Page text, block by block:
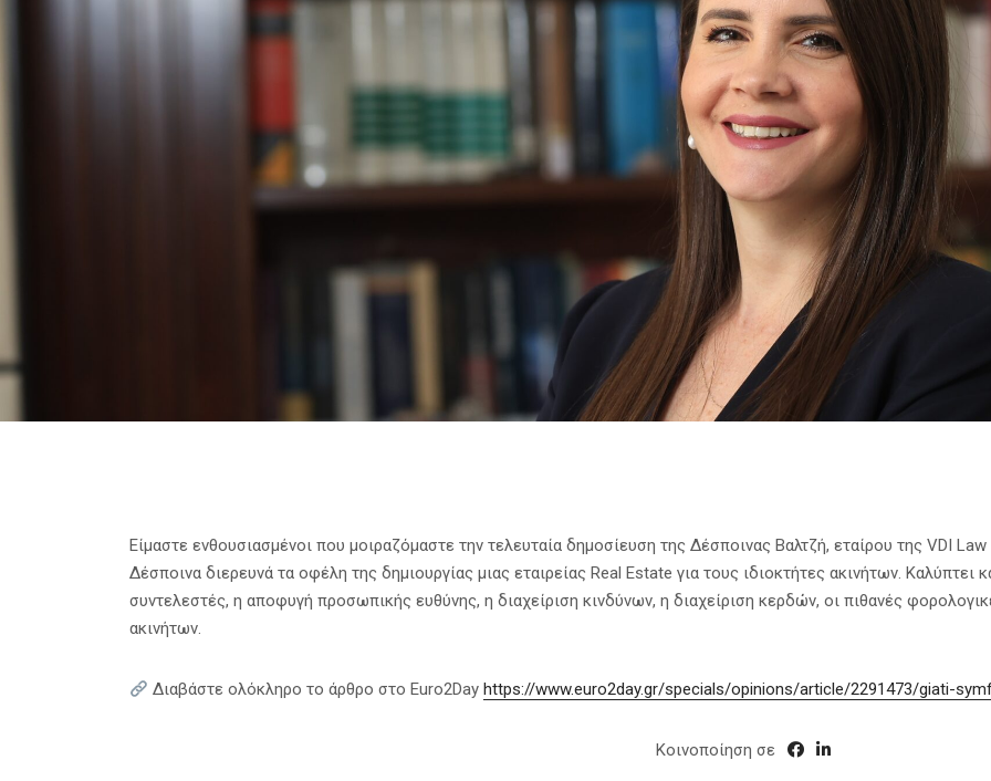
Είμαστε ενθουσιασμένοι που μοιραζόμαστε την τελευταία δημοσίευση της Δέσποινας Βαλτζή, εταίρου της VDI
Δέσποινα διερευνά τα οφέλη της δημιουργίας μιας εταιρείας Real Estate για τους ιδιοκτήτες ακινήτων.
συντελεστές, η αποφυγή προσωπικής ευθύνης, η διαχείριση κινδύνων, η διαχείριση κερδών, οι πιθανές
ακινήτων.
Διαβάστε ολόκληρο το άρθρο στο Euro2Dayhttps://www.euro2day.gr/specials/opinions/article/2291473/giati-
Κοινοποίηση σε